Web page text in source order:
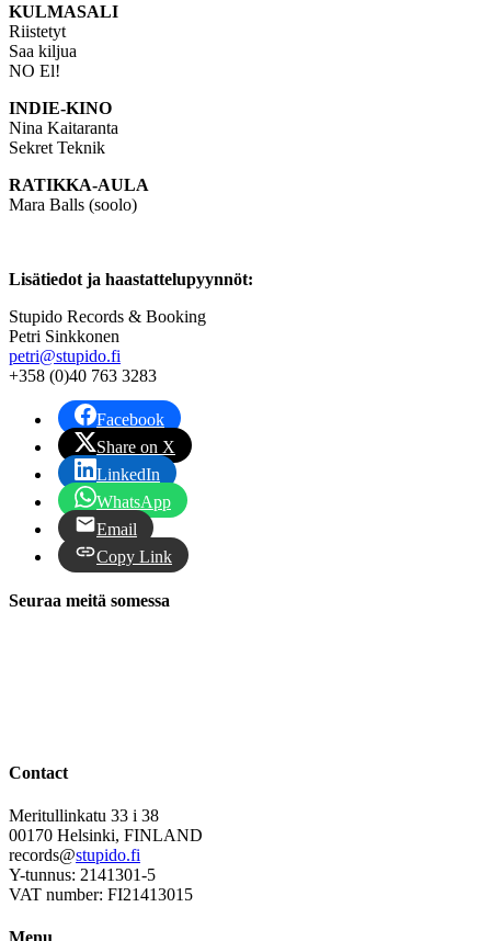
KULMASALI
Riistetyt
Saa kiljua
NO El!
INDIE-KINO
Nina Kaitaranta
Sekret Teknik
RATIKKA-AULA
Mara Balls (soolo)
Lisätiedot ja haastattelupyynnöt:
Stupido Records & Booking
Petri Sinkkonen
petri@stupido.fi
+358 (0)40 763 3283
Facebook
Share on X
LinkedIn
WhatsApp
Email
Copy Link
Seuraa meitä somessa
Contact
Meritullinkatu 33 i 38
00170 Helsinki, FINLAND
records@stupido.fi
Y-tunnus: 2141301-5
VAT number: FI21413015